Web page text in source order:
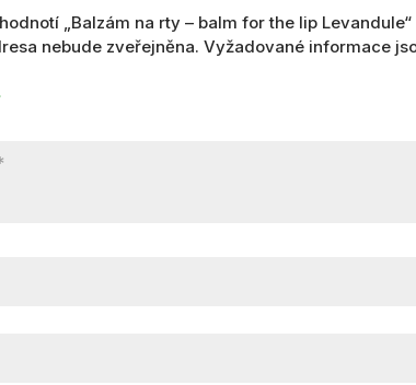
„Balzám na rty – balm for the lip Levandule“
nebude zveřejněna. Vyžadované informace